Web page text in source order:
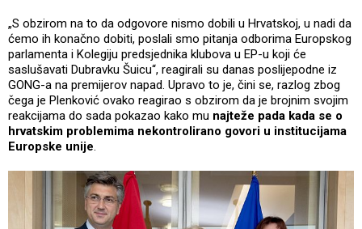
„S obzirom na to da odgovore nismo dobili u Hrvatskoj, u nadi da
ćemo ih konačno dobiti, poslali smo pitanja odborima Europskog
parlamenta i Kolegiju predsjednika klubova u EP-u koji će
saslušavati Dubravku Šuicu“, reagirali su danas poslijepodne iz
GONG-a na premijerov napad. Upravo to je, čini se, razlog zbog
čega je Plenković ovako reagirao s obzirom da je brojnim svojim
reakcijama do sada pokazao kako mu najteže pada kada se o
hrvatskim problemima nekontrolirano govori u institucijama
Europske unije.